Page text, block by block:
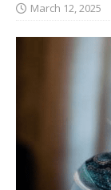
March 12, 2025